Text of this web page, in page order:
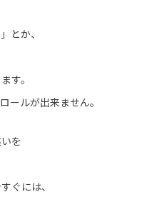
とか、
す。
ールが出来ません。
を
ぐには、